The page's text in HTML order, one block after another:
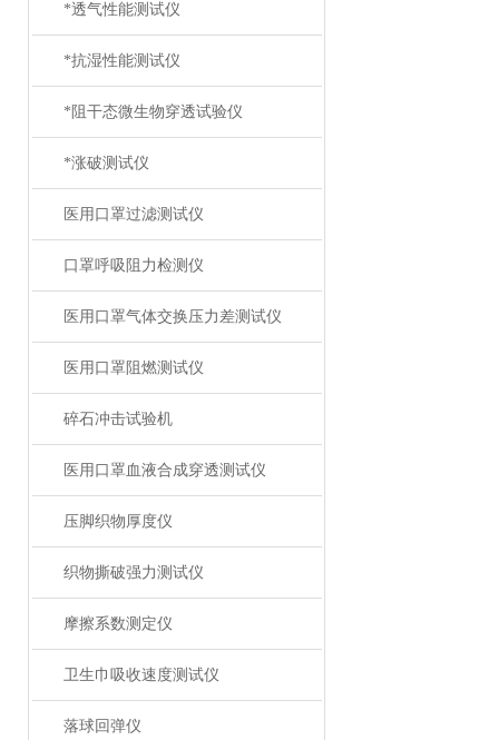
*透气性能测试仪
*抗湿性能测试仪
*阻干态微生物穿透试验仪
*涨破测试仪
医用口罩过滤测试仪
口罩呼吸阻力检测仪
医用口罩气体交换压力差测试仪
医用口罩阻燃测试仪
碎石冲击试验机
医用口罩血液合成穿透测试仪
压脚织物厚度仪
织物撕破强力测试仪
摩擦系数测定仪
卫生巾吸收速度测试仪
落球回弹仪